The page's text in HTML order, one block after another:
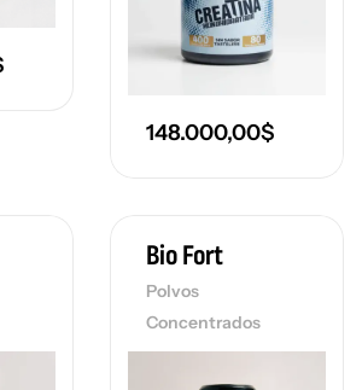
148.000,00$
Bio Fort
Polvos
Concentrados